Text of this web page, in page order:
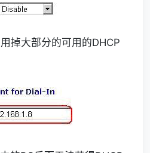
掉大部分的可用的DHCP